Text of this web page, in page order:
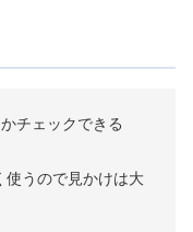
チェックできる
使うので見かけは大